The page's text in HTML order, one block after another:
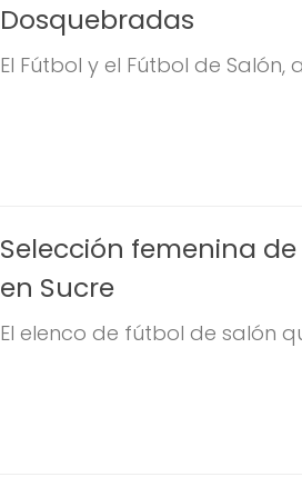
Dosquebradas
El Fútbol y el Fútbol de Salón,
Selección femenina
en Sucre
El elenco de fútbol de salón